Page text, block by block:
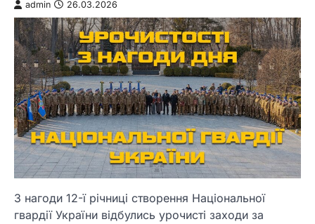
admin 26.03.2026
З нагоди 12-ї річниці створення Національної
гвардії України відбулись урочисті заходи за